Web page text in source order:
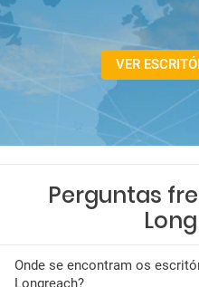
VER
Perguntas
Onde se encontram os
Longreach?